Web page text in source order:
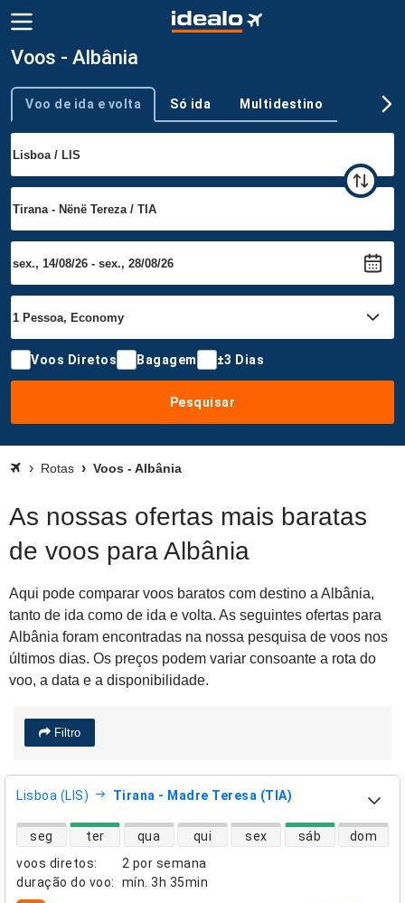
Voos - Albânia
Tipo de viagem
Voo de ida e volta Só ida Multidestino
Voos Diretos Bagagem ±3 Dias
Pesquisar
Rotas Voos - Albânia
As nossas ofertas mais baratas
de voos para Albânia
Aqui pode comparar voos baratos com destino a Albânia,
tanto de ida como de ida e volta. As seguintes ofertas para
Albânia foram encontradas na nossa pesquisa de voos nos
últimos dias. Os preços podem variar consoante a rota do
voo, a data e a disponibilidade.
Filtro
Lisboa (LIS) Tirana - Madre Teresa (TIA)
voos diretos:
2 por semana
duração do voo: mín. 3h 35min
disponibilidade de voos diretos
seg ter qua qui sex sáb dom